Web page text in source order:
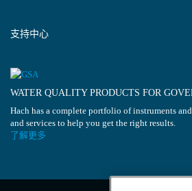
支持中心
WATER QUALITY PRODUCTS FOR
Hach has a complete portfolio of instruments
and services to help you get the right results.
了解更多